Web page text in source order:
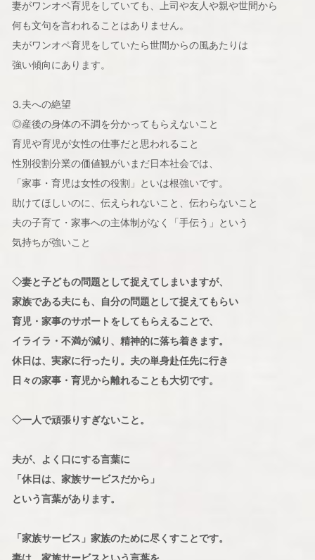
妻がワンオペ育児をしていても、上司や友人や親や世間から
何も文句を言われることはありません。
夫がワンオペ育児をしていたら世間からの風あたりは
強い傾向にあります。
⒊夫への絶望
◎産後の身体の不調を分かってもらえないこと
育児や育児が女性の仕事だと思われること
性別役割分業の価値観がいまだ日本社会では、
「家事・育児は女性の役割」といは根強いです。
助けてほしいのに、伝えられないこと、伝わらないこと
夫の子育て・家事への主体制がなく「手伝う」という
気持ちが強いこと
◇妻と子どもの問題として捉えてしまいますが、
家族である夫にも、自分の問題として捉えてもらい
育児・家事のサポートをしてもらえることで、
イライラ・不満が減り、精神的に落ち着きます。
休日は、実家に行ったり。夫の単身赴任先に行き
日々の家事・育児から離れることも大切です。
◇一人で頑張りすぎないこと。
夫が、よく口にする言葉に
「休日は、家族サービスだから」
という言葉があります。
「家族サービス」家族のために尽くすことです。